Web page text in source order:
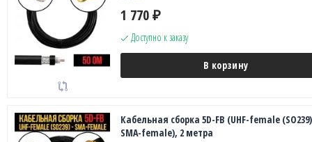
1 770 ₽
Доступно к заказу
В корзину
Кабельная сборка 5D-FB (UHF-female
SMA-female), 2 метра